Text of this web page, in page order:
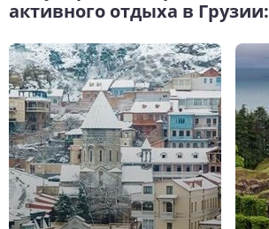
активного отдыха в Грузии: